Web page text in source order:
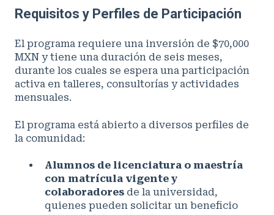
Requisitos y Perfiles de Participación
El programa requiere una inversión de $70,000
MXN y tiene una duración de seis meses,
durante los cuales se espera una participación
activa en talleres, consultorías y actividades
mensuales.
El programa está abierto a diversos perfiles de
la comunidad:
Alumnos de licenciatura o maestría
con matrícula vigente y
colaboradores de la universidad,
quienes pueden solicitar un beneficio